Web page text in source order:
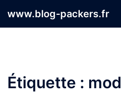
www.blog-packers.fr
Étiquette :